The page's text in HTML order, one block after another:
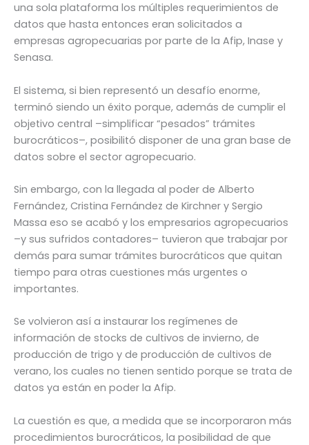
una sola plataforma los múltiples requerimientos de
datos que hasta entonces eran solicitados a
empresas agropecuarias por parte de la Afip, Inase y
Senasa.
El sistema, si bien representó un desafío enorme,
terminó siendo un éxito porque, además de cumplir el
objetivo central –simplificar “pesados” trámites
burocráticos–, posibilitó disponer de una gran base de
datos sobre el sector agropecuario.
Sin embargo, con la llegada al poder de Alberto
Fernández, Cristina Fernández de Kirchner y Sergio
Massa eso se acabó y los empresarios agropecuarios
–y sus sufridos contadores– tuvieron que trabajar por
demás para sumar trámites burocráticos que quitan
tiempo para otras cuestiones más urgentes o
importantes.
Se volvieron así a instaurar los regímenes de
información de stocks de cultivos de invierno, de
producción de trigo y de producción de cultivos de
verano, los cuales no tienen sentido porque se trata de
datos ya están en poder la Afip.
La cuestión es que, a medida que se incorporaron más
procedimientos burocráticos, la posibilidad de que